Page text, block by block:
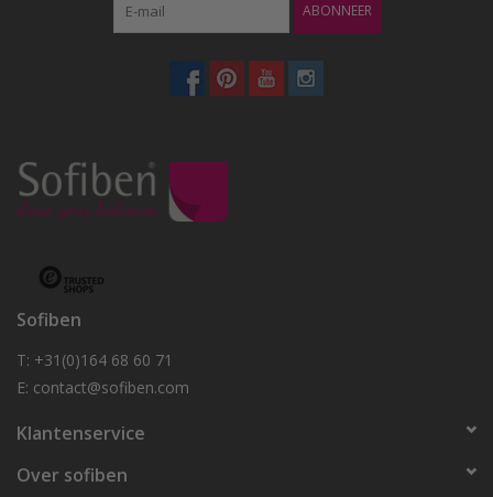
ABONNEER
Sofiben
T: +31(0)164 68 60 71
E: contact@sofiben.com
Klantenservice
Over sofiben